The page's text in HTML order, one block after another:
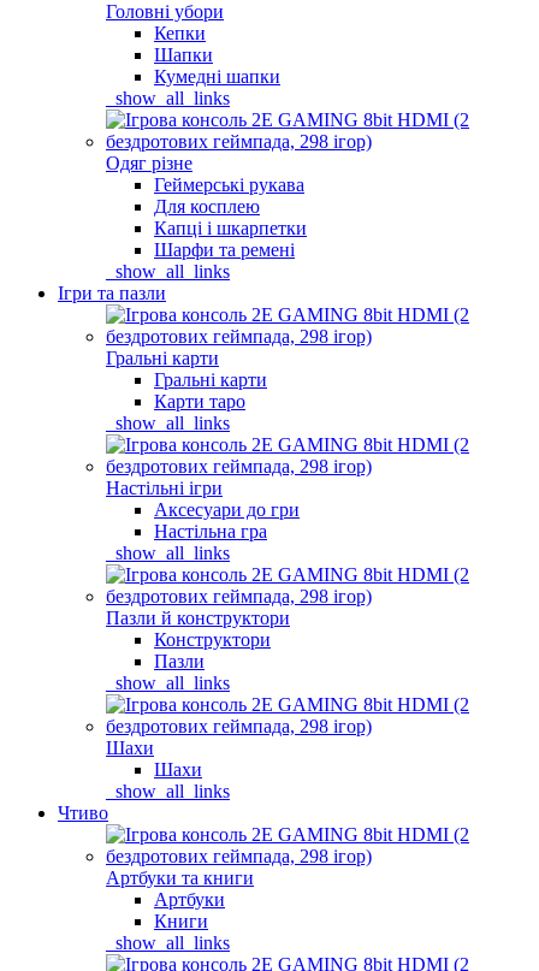
Головні убори
Кепки
Шапки
Кумедні шапки
_show_all_links
Одяг різне
Геймерські рукава
Для косплею
Капці і шкарпетки
Шарфи та ремені
_show_all_links
Ігри та пазли
Гральні карти
Гральні карти
Карти таро
_show_all_links
Настільні ігри
Аксесуари до гри
Настільна гра
_show_all_links
Пазли й конструктори
Конструктори
Пазли
_show_all_links
Шахи
Шахи
_show_all_links
Чтиво
Артбуки та книги
Артбуки
Книги
_show_all_links